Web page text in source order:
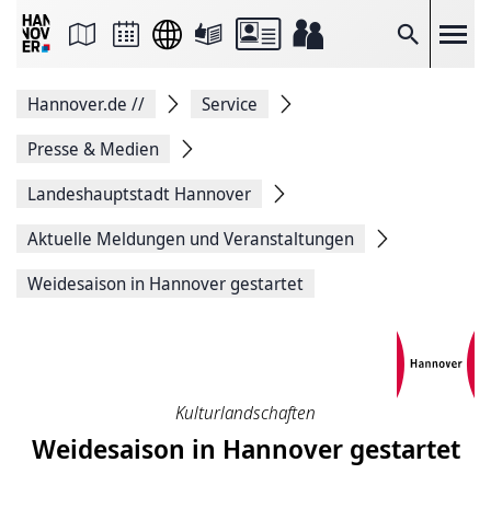
Suche
Seite
Facebook
teilen
Seitenlink
Seite
Hannover.de //
Service
Presse & Medien
Landeshauptstadt Hannover
Aktuelle Meldungen und Veranstaltungen
Weidesaison in Hannover gestartet
Kulturlandschaften
Weidesaison in Hannover gestartet